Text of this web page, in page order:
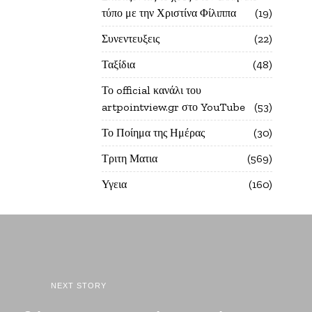
τύπο με την Χριστίνα Φίλιππα
19
Συνεντευξεις
22
Ταξίδια
48
Το official κανάλι του
artpointview.gr στο YouTube
53
Το Ποίημα της Ημέρας
30
Τριτη Ματια
569
Υγεια
160
NEXT STORY